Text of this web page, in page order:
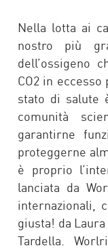
Nella lotta ai
nostro più
dell’ossigeno
CO2 in
stato di salute
comunità
garantirne
proteggerne
è proprio
lanciata da
internazionali,
giusta! da
Tardella.